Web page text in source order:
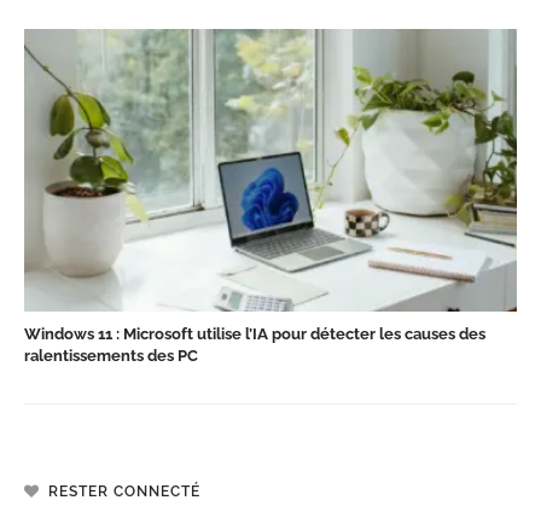
Windows 11 : Microsoft utilise l’IA pour détecter les causes des
ralentissements des PC
RESTER CONNECTÉ